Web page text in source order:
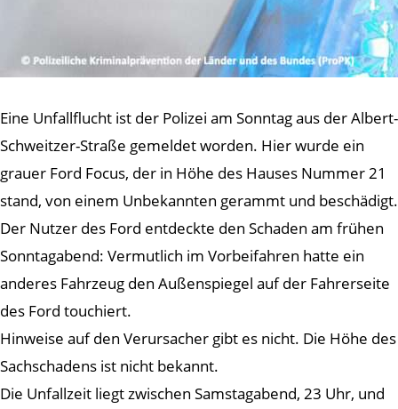
Eine Unfallflucht ist der Polizei am Sonntag aus der Albert-
Schweitzer-Straße gemeldet worden. Hier wurde ein
grauer Ford Focus, der in Höhe des Hauses Nummer 21
stand, von einem Unbekannten gerammt und beschädigt.
Der Nutzer des Ford entdeckte den Schaden am frühen
Sonntagabend: Vermutlich im Vorbeifahren hatte ein
anderes Fahrzeug den Außenspiegel auf der Fahrerseite
des Ford touchiert.
Hinweise auf den Verursacher gibt es nicht. Die Höhe des
Sachschadens ist nicht bekannt.
Die Unfallzeit liegt zwischen Samstagabend, 23 Uhr, und